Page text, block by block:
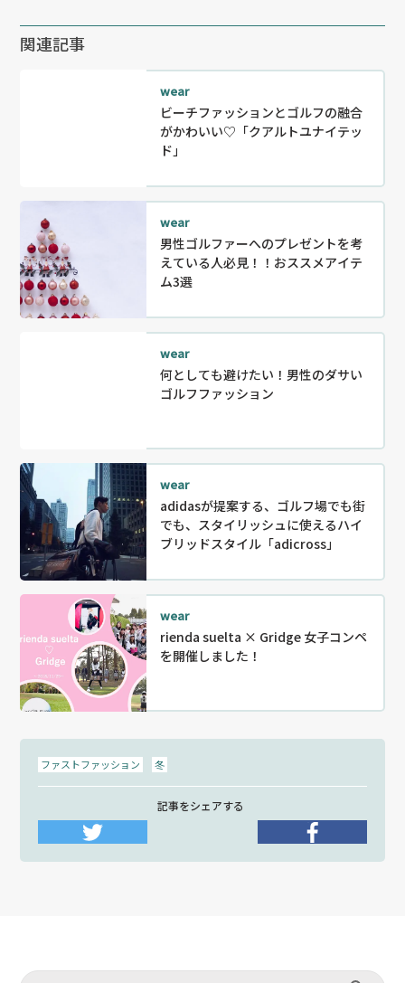
関連記事
wear
ビーチファッションとゴルフの融合
がかわいい♡「クアルトユナイテッ
ド」
wear
男性ゴルファーへのプレゼントを考
えている人必見！！おススメアイテ
ム3選
wear
何としても避けたい！男性のダサい
ゴルフファッション
wear
adidasが提案する、ゴルフ場でも街
でも、スタイリッシュに使えるハイ
ブリッドスタイル「adicross」
wear
rienda suelta × Gridge 女子コンペ
を開催しました！
ファストファッション 冬
記事をシェアする